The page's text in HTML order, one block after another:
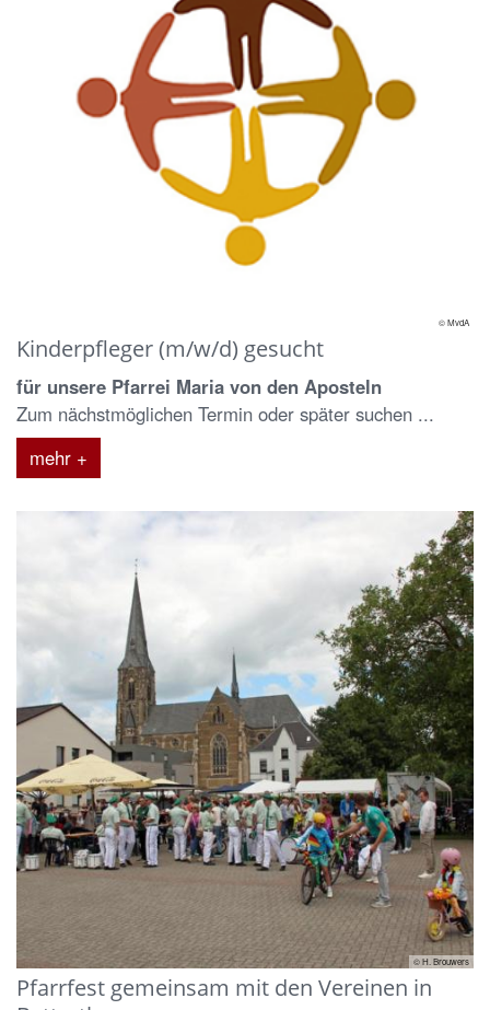
© MvdA
Kinderpfleger (m/w/d) gesucht
für unsere Pfarrei Maria von den Aposteln
Zum nächstmöglichen Termin oder später suchen ...
mehr +
© H. Brouwers
Pfarrfest gemeinsam mit den Vereinen in